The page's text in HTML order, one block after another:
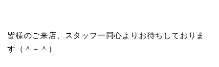
皆様のご来店、スタッフ一同心よりお待ちしておりま
す（＾－＾）